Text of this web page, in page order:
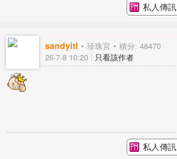
私人傳訊
sandyitl 珍珠宮 積分: 48470
26-7-8 10:20 只看該作者
私人傳訊